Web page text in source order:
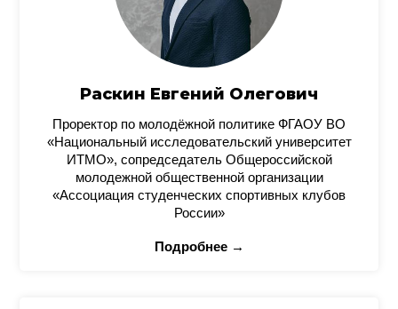
Раскин Евгений Олегович
Проректор по молодёжной политике ФГАОУ ВО
«Национальный исследовательский университет
ИТМО», сопредседатель Общероссийской
молодежной общественной организации
«Ассоциация студенческих спортивных клубов
России»
Подробнее →